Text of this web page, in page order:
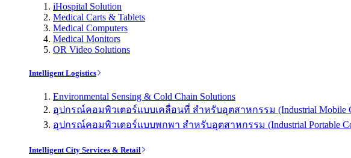
iHospital Solution
Medical Carts & Tablets
Medical Computers
Medical Monitors
OR Video Solutions
Intelligent Logistics
Environmental Sensing & Cold Chain Solutions
อุปกรณ์คอมพิวเตอร์แบบเคลื่อนที่ สำหรับอุตสาหกรรม (Industrial Mobile
อุปกรณ์คอมพิวเตอร์แบบพกพา สำหรับอุตสาหกรรม (Industrial Portable
Intelligent City Services & Retail